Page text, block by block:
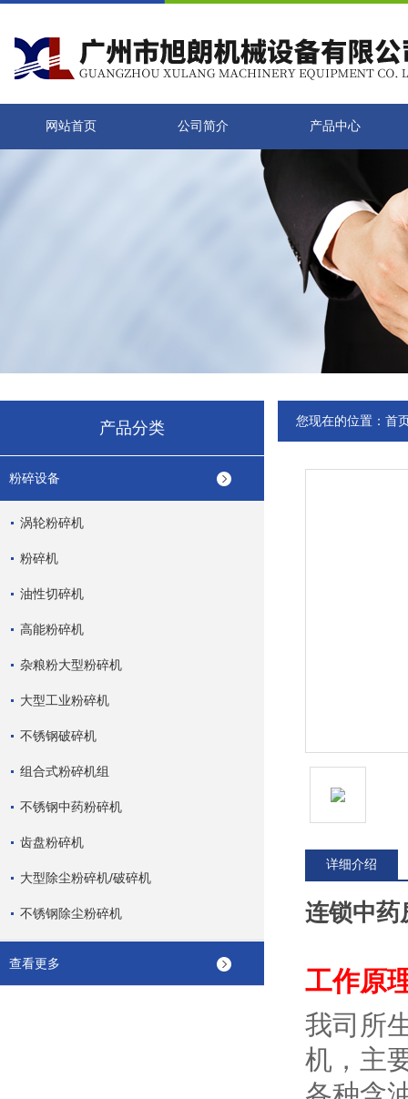
网站首页 公司简介 产品中心
产品分类
粉碎设备
涡轮粉碎机
粉碎机
油性切碎机
高能粉碎机
杂粮粉大型粉碎机
大型工业粉碎机
不锈钢破碎机
组合式粉碎机组
不锈钢中药粉碎机
齿盘粉碎机
大型除尘粉碎机/破碎机
不锈钢除尘粉碎机
查看更多
您现在的位置： 首
详细介绍
连锁中药
工作原
我司所
机，主